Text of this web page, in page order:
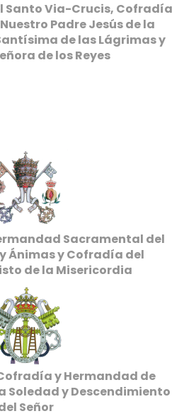
Santo Via-Crucis, Cofradía
Padre Jesús de la
de las Lágrimas y
de los Reyes
Sacramental del
Ánimas y Cofradía del
de la Misericordia
y Hermandad de
Soledad y Descendimiento
Señor